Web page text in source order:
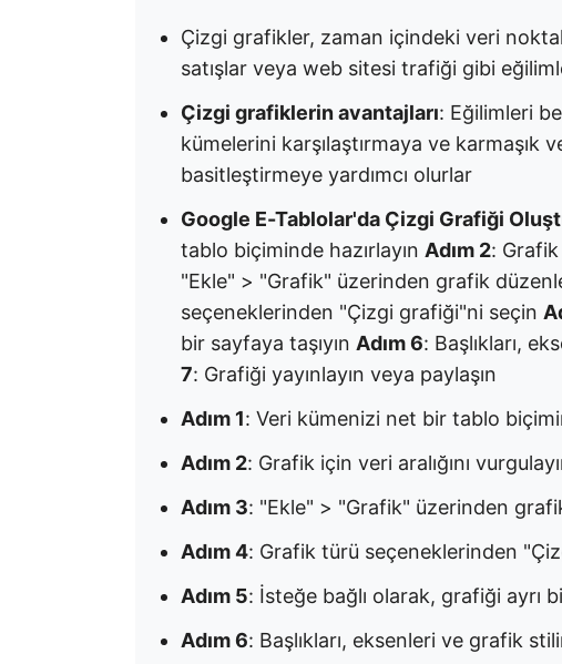
Çizgi grafikler, zaman içindeki veri
satışlar veya web sitesi trafiği gibi
Çizgi grafiklerin avantajları: Eğilimleri
kümelerini karşılaştırmaya ve karmaşık
basitleştirmeye yardımcı olurlar
Google E-Tablolar'da Çizgi Grafiği
tablo biçiminde hazırlayın Adım 2: Grafik
"Ekle" > "Grafik" üzerinden grafik
seçeneklerinden "Çizgi grafiği"ni seçin
bir sayfaya taşıyın Adım 6: Başlıkları,
7: Grafiği yayınlayın veya paylaşın
Adım 1: Veri kümenizi net bir tablo
Adım 2: Grafik için veri aralığını
Adım 3: "Ekle" > "Grafik" üzerinden
Adım 4: Grafik türü seçeneklerinden
Adım 5: İsteğe bağlı olarak, grafiği ayrı
Adım 6: Başlıkları, eksenleri ve grafik